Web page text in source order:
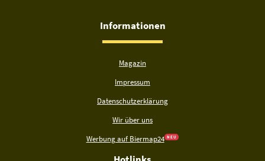
Informationen
Magazin
Impressum
Datenschutzerklärung
Wir über uns
Werbung auf Biermap24 N E U